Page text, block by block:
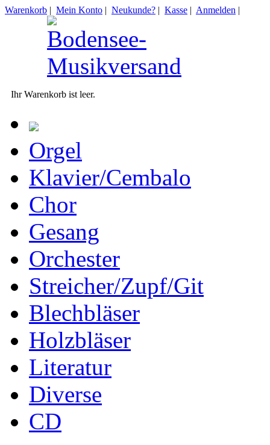
Warenkorb | Mein Konto | Neukunde? | Kasse | Anmelden |
Ihr Warenkorb ist leer.
Orgel
Klavier/Cembalo
Chor
Gesang
Orchester
Streicher/Zupf/Git
Blechbläser
Holzbläser
Literatur
Diverse
CD